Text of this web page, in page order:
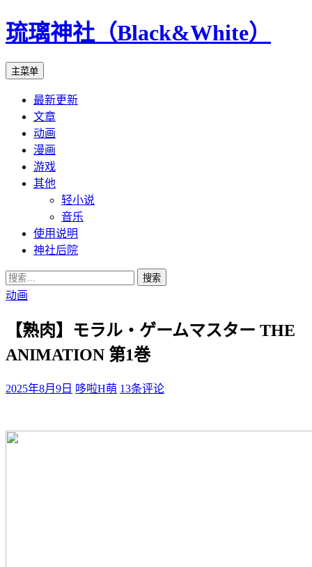
琉璃神社（Black&White）
搜
主菜单
正
文
最新更新
文章
动画
漫画
游戏
其他
轻小说
音乐
使用说明
神社后院
搜
索：
动画
【熟肉】モラル・ゲームマスター THE
ANIMATION 第1巻
2025年8月9日 哆啦H萌 13条评论